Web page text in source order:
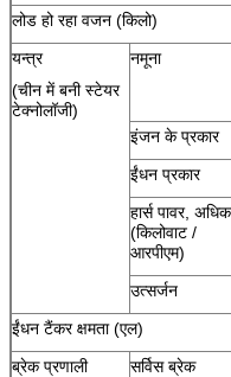
लोड हो रहा वजन (किलो)
यन्त्र
(चीन में बनी स्टेयर
टेक्नोलॉजी)
नमूना
इंजन के प्रकार
ईंधन प्रकार
हार्स पावर,
(किलोवाट /
आरपीएम)
उत्सर्जन
ईंधन टैंकर क्षमता (एल)
ब्रेक प्रणाली
सर्विस ब्रेक